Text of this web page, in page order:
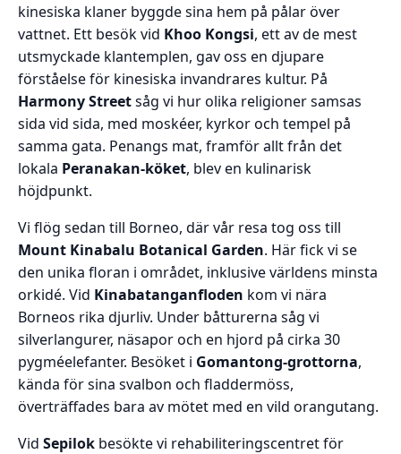
kinesiska klaner byggde sina hem på pålar över
vattnet. Ett besök vid Khoo Kongsi, ett av de mest
utsmyckade klantemplen, gav oss en djupare
förståelse för kinesiska invandrares kultur. På
Harmony Streetsåg vi hur olika religioner samsas
sida vid sida, med moskéer, kyrkor och tempel på
samma gata. Penangs mat, framför allt från det
lokala Peranakan-köket, blev en kulinarisk
höjdpunkt.
Vi flög sedan till Borneo, där vår resa tog oss till
Mount Kinabalu Botanical Garden. Här fick vi se
den unika floran i området, inklusive världens minsta
orkidé. Vid Kinabatanganfloden kom vi nära
Borneos rika djurliv. Under båtturerna såg vi
silverlangurer, näsapor och en hjord på cirka 30
pygméelefanter. Besöket i Gomantong-grottorna,
kända för sina svalbon och fladdermöss,
överträffades bara av mötet med en vild orangutang.
Vid Sepilok besökte vi rehabiliteringscentret för